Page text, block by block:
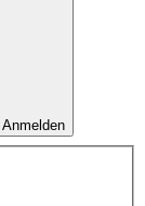
Anmelden